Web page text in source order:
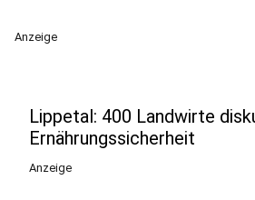
Anzeige
Lippetal: 400 Landwirte
Ernährungssicherheit
Anzeige